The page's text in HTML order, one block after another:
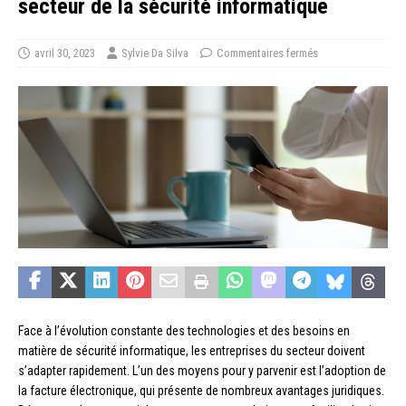
secteur de la sécurité informatique
avril 30, 2023 Sylvie Da Silva Commentaires fermés
Face à l’évolution constante des technologies et des besoins en
matière de sécurité informatique, les entreprises du secteur doivent
s’adapter rapidement. L’un des moyens pour y parvenir est l’adoption de
la facture électronique, qui présente de nombreux avantages juridiques.